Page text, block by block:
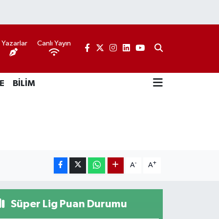
Yazarlar Canlı Yayın
BİLİM
A- A+
Süper Lig Puan Durumu